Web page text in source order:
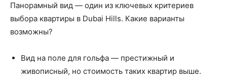
Панорамный вид — один из ключевых критериев
выбора квартиры в Dubai Hills. Какие варианты
возможны?
Вид на поле для гольфа — престижный и
живописный, но стоимость таких квартир выше.